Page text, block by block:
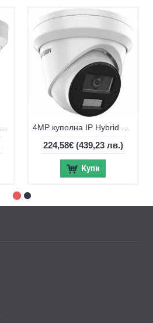
224,58€(439,23 лв.)
Купи